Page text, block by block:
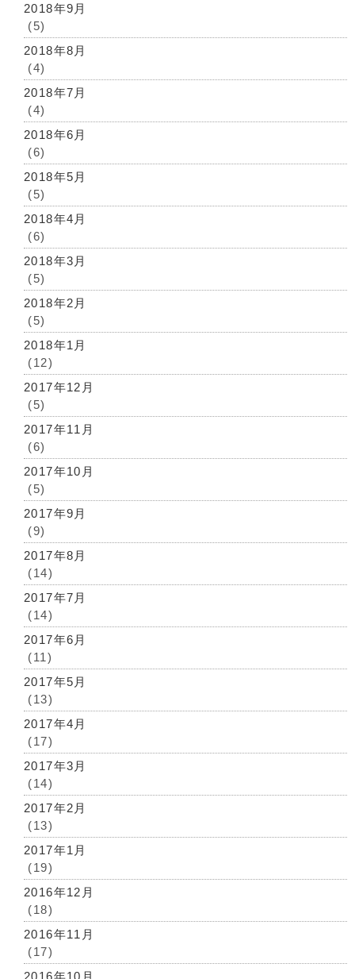
2018年9月
(5)
2018年8月
(4)
2018年7月
(4)
2018年6月
(6)
2018年5月
(5)
2018年4月
(6)
2018年3月
(5)
2018年2月
(5)
2018年1月
(12)
2017年12月
(5)
2017年11月
(6)
2017年10月
(5)
2017年9月
(9)
2017年8月
(14)
2017年7月
(14)
2017年6月
(11)
2017年5月
(13)
2017年4月
(17)
2017年3月
(14)
2017年2月
(13)
2017年1月
(19)
2016年12月
(18)
2016年11月
(17)
2016年10月